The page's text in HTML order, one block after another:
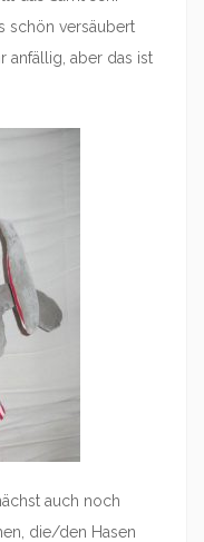
schön versäubert
anfällig, aber das ist
auch noch
die/den Hasen